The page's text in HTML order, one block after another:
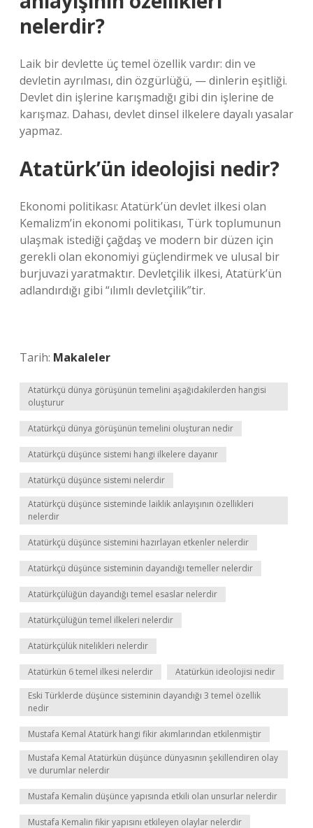
nelerdir?
Laik bir devlette üç temel özellik vardır: din ve
devletin ayrılması, din özgürlüğü, — dinlerin eşitliği.
Devlet din işlerine karışmadığı gibi din işlerine de
karışmaz. Dahası, devlet dinsel ilkelere dayalı yasalar
yapmaz.
Atatürk’ün ideolojisi nedir?
Ekonomi politikası: Atatürk’ün devlet ilkesi olan
Kemalizm’in ekonomi politikası, Türk toplumunun
ulaşmak istediği çağdaş ve modern bir düzen için
gerekli olan ekonomiyi güçlendirmek ve ulusal bir
burjuvazi yaratmaktır. Devletçilik ilkesi, Atatürk’ün
adlandırdığı gibi “ılımlı devletçilik”tir.
Tarih: Makaleler
Atatürkçü dünya görüşünün temelini aşağıdakilerden hangisi
oluşturur
Atatürkçü dünya görüşünün temelini oluşturan nedir
Atatürkçü düşünce sistemi hangi ilkelere dayanır
Atatürkçü düşünce sistemi nelerdir
Atatürkçü düşünce sisteminde laiklik anlayışının özellikleri
nelerdir
Atatürkçü düşünce sistemini hazırlayan etkenler nelerdir
Atatürkçü düşünce sisteminin dayandığı temeller nelerdir
Atatürkçülüğün dayandığı temel esaslar nelerdir
Atatürkçülüğün temel ilkeleri nelerdir
Atatürkçülük nitelikleri nelerdir
Atatürkün 6 temel ilkesi nelerdir
Atatürkün ideolojisi nedir
Eski Türklerde düşünce sisteminin dayandığı 3 temel özellik
nedir
Mustafa Kemal Atatürk hangi fikir akımlarından etkilenmiştir
Mustafa Kemal Atatürkün düşünce dünyasının şekillendiren olay
ve durumlar nelerdir
Mustafa Kemalin düşünce yapısında etkili olan unsurlar nelerdir
Mustafa Kemalin fikir yapısını etkileyen olaylar nelerdir